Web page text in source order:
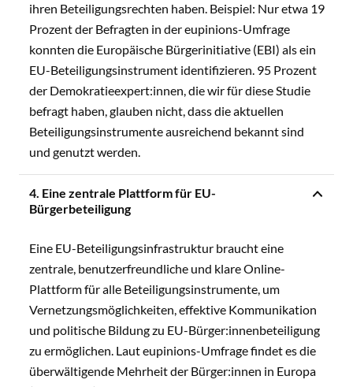
ihren Beteiligungsrechten haben. Beispiel: Nur etwa 19
Prozent der Befragten in der eupinions-Umfrage
konnten die Europäische Bürgerinitiative (EBI) als ein
EU-Beteiligungsinstrument identifizieren. 95 Prozent
der Demokratieexpert:innen, die wir für diese Studie
befragt haben, glauben nicht, dass die aktuellen
Beteiligungsinstrumente ausreichend bekannt sind
und genutzt werden.
4. Eine zentrale Plattform für EU-
Bürgerbeteiligung
Eine EU-Beteiligungsinfrastruktur braucht eine
zentrale, benutzerfreundliche und klare Online-
Plattform für alle Beteiligungsinstrumente, um
Vernetzungsmöglichkeiten, effektive Kommunikation
und politische Bildung zu EU-Bürger:innenbeteiligung
zu ermöglichen. Laut eupinions-Umfrage findet es die
überwältigende Mehrheit der Bürger:innen in Europa